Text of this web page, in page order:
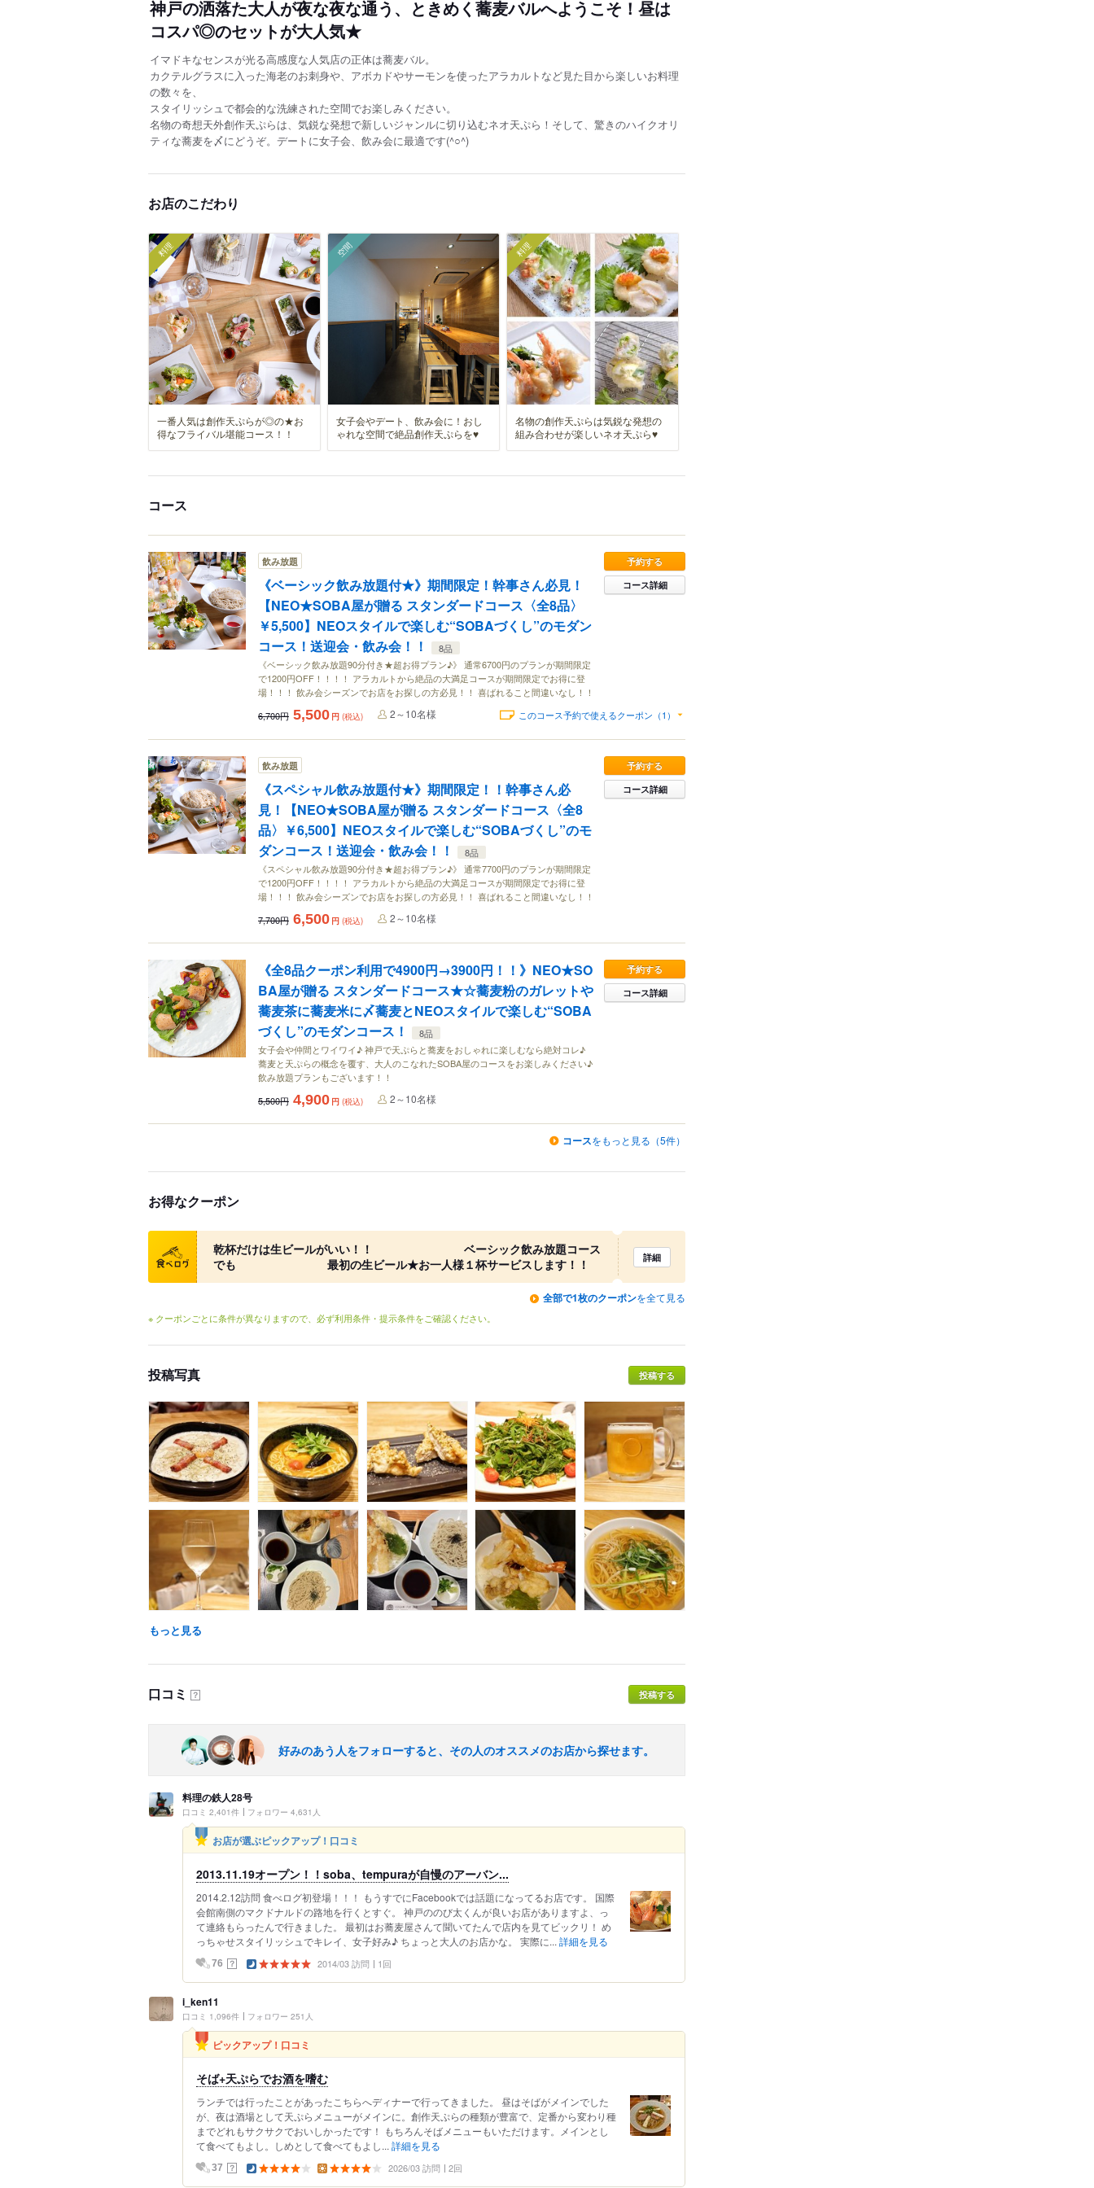
神戸の洒落た大人が夜な夜な通う、ときめく蕎麦バルへようこそ！昼は
コスパ◎のセットが大人気★
イマドキなセンスが光る高感度な人気店の正体は蕎麦バル。
カクテルグラスに入った海老のお刺身や、アボカドやサーモンを使ったアラカルトなど見た目から楽しいお料理
の数々を、
スタイリッシュで都会的な洗練された空間でお楽しみください。
名物の奇想天外創作天ぷらは、気鋭な発想で新しいジャンルに切り込むネオ天ぷら！そして、驚きのハイクオリ
ティな蕎麦を〆にどうぞ。デートに女子会、飲み会に最適です(^○^)
お店のこだわり
料理
一番人気は創作天ぷらが◎の★お
得なフライバル堪能コース！！
空間
女子会やデート、飲み会に！おし
ゃれな空間で絶品創作天ぷらを♥
料理
名物の創作天ぷらは気鋭な発想の
組み合わせが楽しいネオ天ぷら♥
コース
飲み放題
《ベーシック飲み放題付★》期間限定！幹事さん必見！
【NEO★SOBA屋が贈る スタンダードコース〈全8品〉
￥5,500】NEOスタイルで楽しむ“SOBAづくし”のモダン
コース！送迎会・飲み会！！
8品
《ベーシック飲み放題90分付き★超お得プラン♪》 通常6700円のプランが期間限定
で1200円OFF！！！！ アラカルトから絶品の大満足コースが期間限定でお得に登
場！！！ 飲み会シーズンでお店をお探しの方必見！！ 喜ばれること間違いなし！！
予約する
コース詳細
6,700円 5,500 円 (税込) 2～10名様 このコース予約で使えるクーポン（1）
飲み放題
《スペシャル飲み放題付★》期間限定！！幹事さん必
見！【NEO★SOBA屋が贈る スタンダードコース〈全8
品〉￥6,500】NEOスタイルで楽しむ“SOBAづくし”のモ
ダンコース！送迎会・飲み会！！
8品
《スペシャル飲み放題90分付き★超お得プラン♪》 通常7700円のプランが期間限定
で1200円OFF！！！！ アラカルトから絶品の大満足コースが期間限定でお得に登
場！！！ 飲み会シーズンでお店をお探しの方必見！！ 喜ばれること間違いなし！！
予約する
コース詳細
7,700円 6,500 円 (税込) 2～10名様
《全8品クーポン利用で4900円→3900円！！》NEO★SO
BA屋が贈る スタンダードコース★☆蕎麦粉のガレットや
蕎麦茶に蕎麦米に〆蕎麦とNEOスタイルで楽しむ“SOBA
づくし”のモダンコース！
8品
女子会や仲間とワイワイ♪ 神戸で天ぷらと蕎麦をおしゃれに楽しむなら絶対コレ♪
蕎麦と天ぷらの概念を覆す、大人のこなれたSOBA屋のコースをお楽しみください♪
飲み放題プランもございます！！
予約する
コース詳細
5,500円 4,900 円 (税込) 2～10名様
コースをもっと見る（5件）
お得なクーポン
クーポン
乾杯だけは生ビールがいい！！ ベーシック飲み放題コース
でも 最初の生ビール★お一人様１杯サービスします！！
詳細
全部で1枚のクーポンを全て見る
※ クーポンごとに条件が異なりますので、必ず利用条件・提示条件をご確認ください。
投稿写真 投稿する
もっと見る
口コミ ？ 投稿する
好みのあう人をフォローすると、その人のオススメのお店から探せます。
料理の鉄人28号
口コミ 2,401件 フォロワー 4,631人
お店が選ぶピックアップ！口コミ
2013.11.19オープン！！soba、tempuraが自慢のアーバン...
2014.2.12訪問 食べログ初登場！！！ もうすでにFacebookでは話題になってるお店です。 国際
会館南側のマクドナルドの路地を行くとすぐ。 神戸ののび太くんが良いお店がありますよ、っ
て連絡もらったんで行きました。 最初はお蕎麦屋さんて聞いてたんで店内を見てビックリ！ め
っちゃせスタイリッシュでキレイ、女子好み♪ ちょっと大人のお店かな。 実際に... 詳細を見る
76 ？ 2014/03 訪問 1回
i_ken11
口コミ 1,096件 フォロワー 251人
ピックアップ！口コミ
そば+天ぷらでお酒を嗜む
ランチでは行ったことがあったこちらへディナーで行ってきました。 昼はそばがメインでした
が、夜は酒場として天ぷらメニューがメインに。創作天ぷらの種類が豊富で、定番から変わり種
までどれもサクサクでおいしかったです！ もちろんそばメニューもいただけます。メインとし
て食べてもよし。しめとして食べてもよし... 詳細を見る
37 ？ 2026/03 訪問 2回